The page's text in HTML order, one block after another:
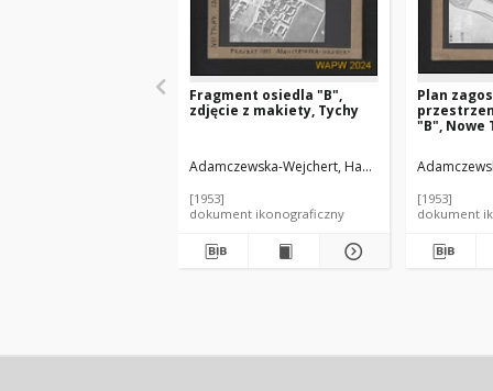
Fragment osiedla "B",
zdjęcie z makiety, Tychy
Adamczewska-Wejchert, Hanna (1920-1996).
[1953]
dokument ikonograficzny
Plan
"B", Nowe
[1953]
dokument